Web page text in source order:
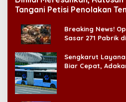
Tangani Petisi Penolakan
Breaking News!
Sasar 271 Pabrik
Sengkarut
Biar Cepat,